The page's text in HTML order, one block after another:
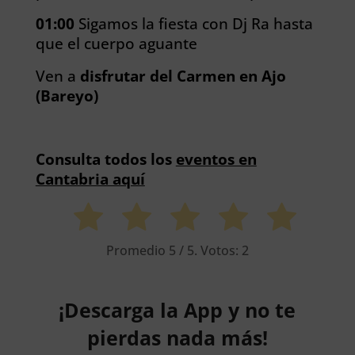
01:00 Sigamos la fiesta con Dj Ra hasta
que el cuerpo aguante
Ven a disfrutar del Carmen en Ajo
(Bareyo)
Consulta todos los eventos en
Cantabria aquí
Promedio 5 / 5. Votos: 2
¡Descarga la App y no te
pierdas nada más!